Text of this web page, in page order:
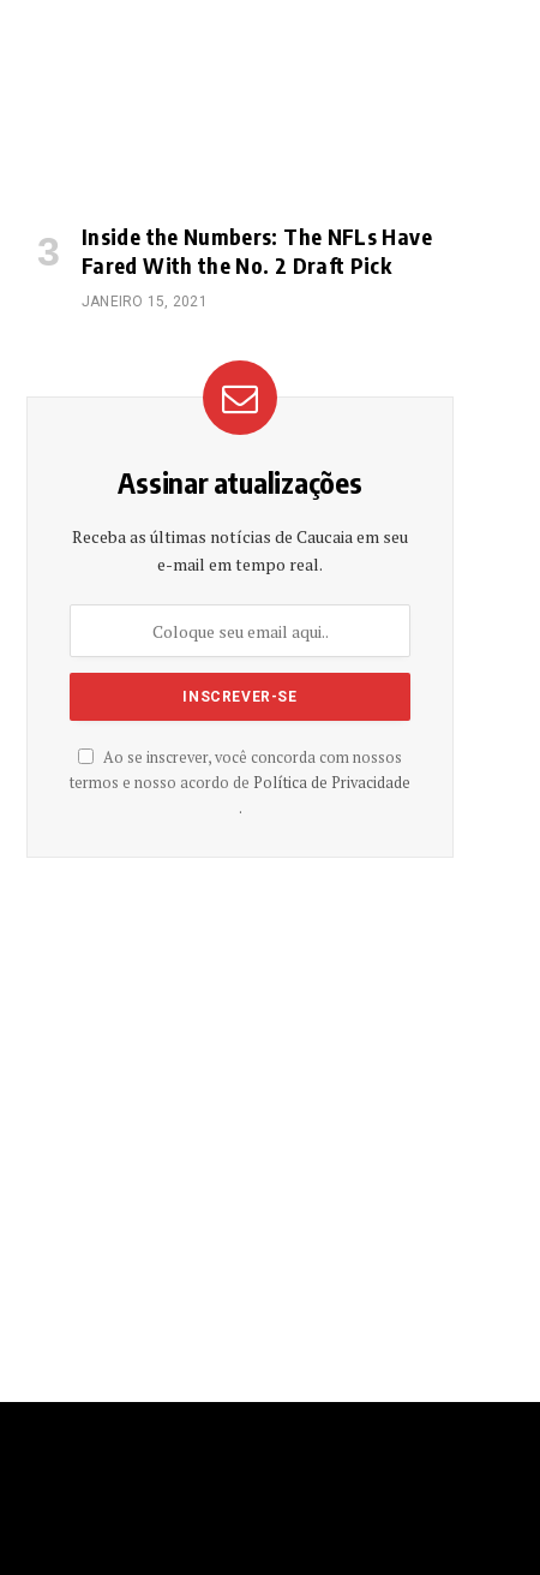
Inside the Numbers: The NFLs Have
Fared With the No. 2 Draft Pick
JANEIRO 15, 2021
Assinar atualizações
Receba as últimas notícias de Caucaia em seu
e-mail em tempo real.
Ao se inscrever, você concorda com nossos
termos e nosso acordo de Política de Privacidade
.